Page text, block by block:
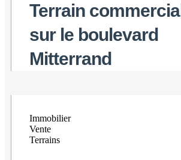
Terrain commercial
sur le boulevard
Mitterrand
Immobilier
Vente
Terrains